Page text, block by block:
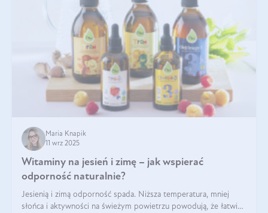
Maria Knapik
11 wrz 2025
Witaminy na jesień i zimę – jak wspierać
odporność naturalnie?
Jesienią i zimą odporność spada. Niższa temperatura, mniej
słońca i aktywności na świeżym powietrzu powodują, że łatwiej